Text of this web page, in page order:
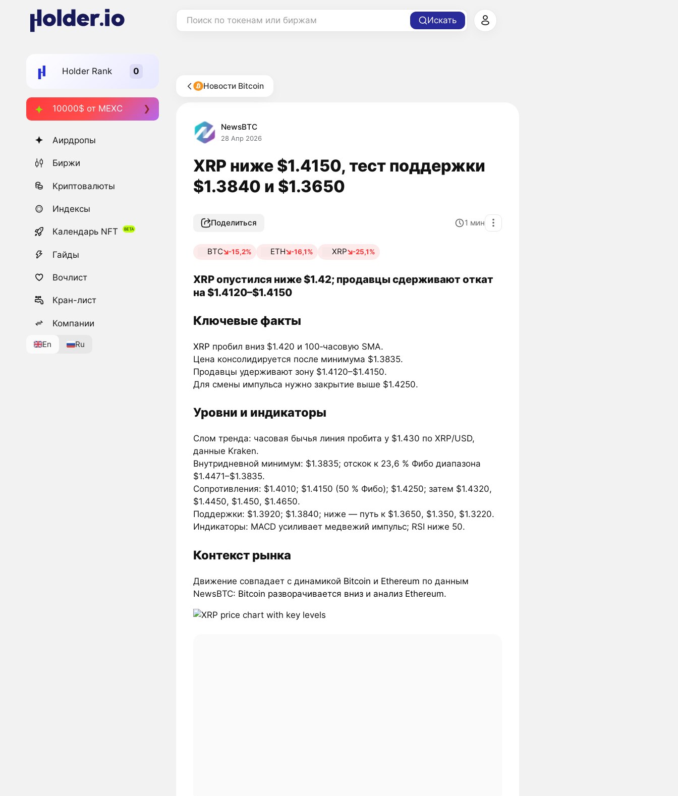
Поиск по токенам или биржам Искать
Holder Rank
10000$ от MEXC
Аирдропы
Биржи
Криптовалюты
Индексы
Календарь NFT
Гайды
Вочлист
Кран-лист
Компании
En Ru
Новости Bitcoin
NewsBTC
28 Апр 2026
XRP ниже $1.4150, тест поддержки
$1.3840 и $1.3650
Поделиться 1 мин
BTC -15,2% ETH -16,1% XRP -25,1%
XRP опустился ниже $1.42; продавцы сдерживают откат
на $1.4120–$1.4150
Ключевые факты
XRP пробил вниз $1.420 и 100‑часовую SMA.
Цена консолидируется после минимума $1.3835.
Продавцы удерживают зону $1.4120–$1.4150.
Для смены импульса нужно закрытие выше $1.4250.
Уровни и индикаторы
Слом тренда: часовая бычья линия пробита у $1.430 по XRP/USD,
данные Kraken.
Внутридневной минимум: $1.3835; отскок к 23,6 % Фибо диапазона
$1.4471–$1.3835.
Сопротивления: $1.4010; $1.4150 (50 % Фибо); $1.4250; затем $1.4320,
$1.4450, $1.450, $1.4650.
Поддержки: $1.3920; $1.3840; ниже — путь к $1.3650, $1.350, $1.3220.
Индикаторы: MACD усиливает медвежий импульс; RSI ниже 50.
Контекст рынка
Движение совпадает с динамикой Bitcoin и Ethereum по данным
NewsBTC: Bitcoin разворачивается вниз и анализ Ethereum.